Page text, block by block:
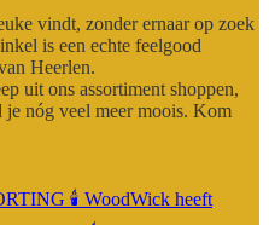
vindt, zonder ernaar op zoek
is een echte feelgood
Heerlen.
uit ons assortiment shoppen,
nóg veel meer moois. Kom
🕯️ WoodWick heeft